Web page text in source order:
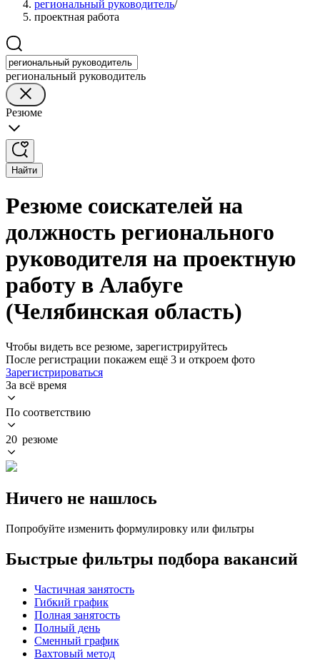
региональный руководитель/
проектная работа
региональный руководитель
Резюме
Найти
Резюме соискателей на
должность регионального
руководителя на проектную
работу в Алабуге
(Челябинская область)
Чтобы видеть все резюме, зарегистрируйтесь
После регистрации покажем ещё 3 и откроем фото
Зарегистрироваться
За всё время
По соответствию
20 резюме
Ничего не нашлось
Попробуйте изменить формулировку или фильтры
Быстрые фильтры подбора вакансий
Частичная занятость
Гибкий график
Полная занятость
Полный день
Сменный график
Вахтовый метод